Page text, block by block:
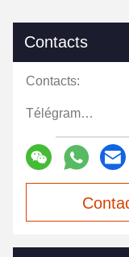
Contacts
Contacts:
Télégramme: